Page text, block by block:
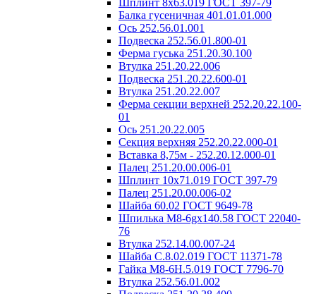
Балка гусеничная 401.01.01.000
Ось 252.56.01.001
Подвеска 252.56.01.800-01
Ферма гуська 251.20.30.100
Втулка 251.20.22.006
Подвеска 251.20.22.600-01
Втулка 251.20.22.007
Ферма секции верхней 252.20.22.100-
01
Ось 251.20.22.005
Секция верхняя 252.20.22.000-01
Вставка 8,75м - 252.20.12.000-01
Палец 251.20.00.006-01
Шплинт 10х71.019 ГОСТ 397-79
Палец 251.20.00.006-02
Шайба 60.02 ГОСТ 9649-78
Шпилька М8-6gх140.58 ГОСТ 22040-
76
Втулка 252.14.00.007-24
Шайба С.8.02.019 ГОСТ 11371-78
Гайка М8-6Н.5.019 ГОСТ 7796-70
Втулка 252.56.01.002